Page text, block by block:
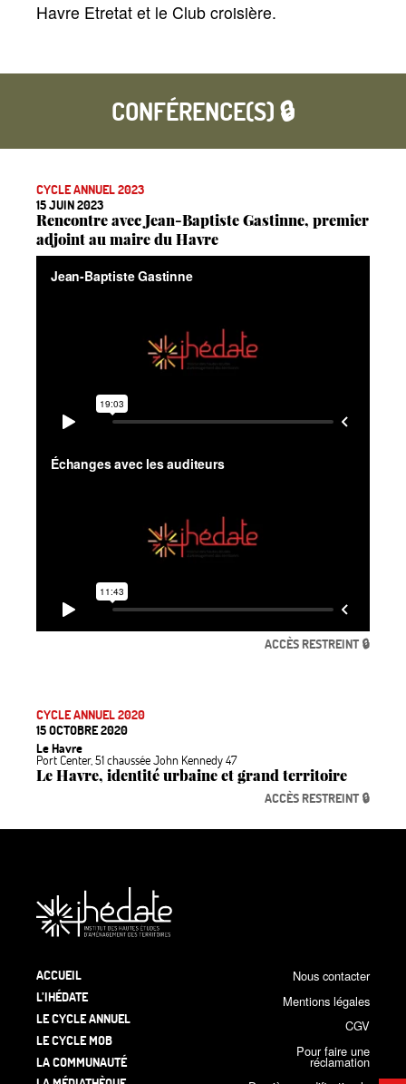
Havre Etretat et le Club croisière.
CONFÉRENCE(S) 🔒
CYCLE ANNUEL 2023
15 JUIN 2023
Rencontre avec Jean-Baptiste Gastinne, premier
adjoint au maire du Havre
ACCÈS RESTREINT 🔒
CYCLE ANNUEL 2020
15 OCTOBRE 2020
Le Havre
Port Center, 51 chaussée John Kennedy 47
Le Havre, identité urbaine et grand territoire
ACCÈS RESTREINT 🔒
ACCUEIL
L’IHÉDATE
LE CYCLE ANNUEL
LE CYCLE MOB
LA COMMUNAUTÉ
Nous contacter
Mentions légales
CGV
Pour faire une
réclamation